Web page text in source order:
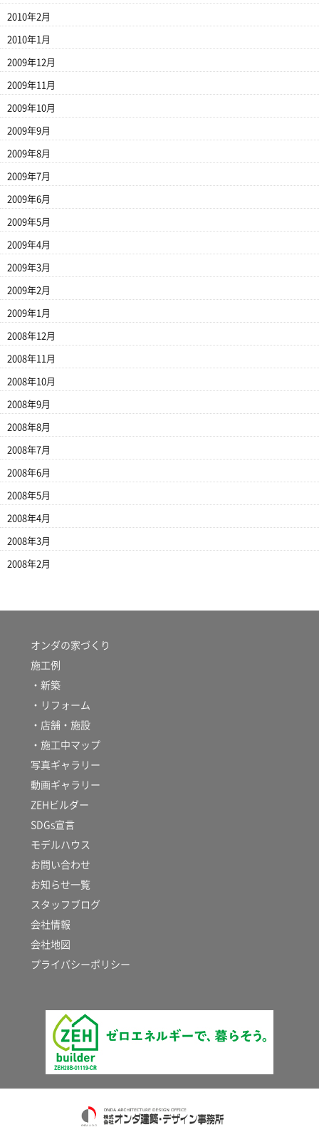
2010年2月
2010年1月
2009年12月
2009年11月
2009年10月
2009年9月
2009年8月
2009年7月
2009年6月
2009年5月
2009年4月
2009年3月
2009年2月
2009年1月
2008年12月
2008年11月
2008年10月
2008年9月
2008年8月
2008年7月
2008年6月
2008年5月
2008年4月
2008年3月
2008年2月
オンダの家づくり
施工例
・新築
・リフォーム
・店舗・施設
・施工中マップ
写真ギャラリー
動画ギャラリー
ZEHビルダー
SDGs宣言
モデルハウス
お問い合わせ
お知らせ一覧
スタッフブログ
会社情報
会社地図
プライバシーポリシー